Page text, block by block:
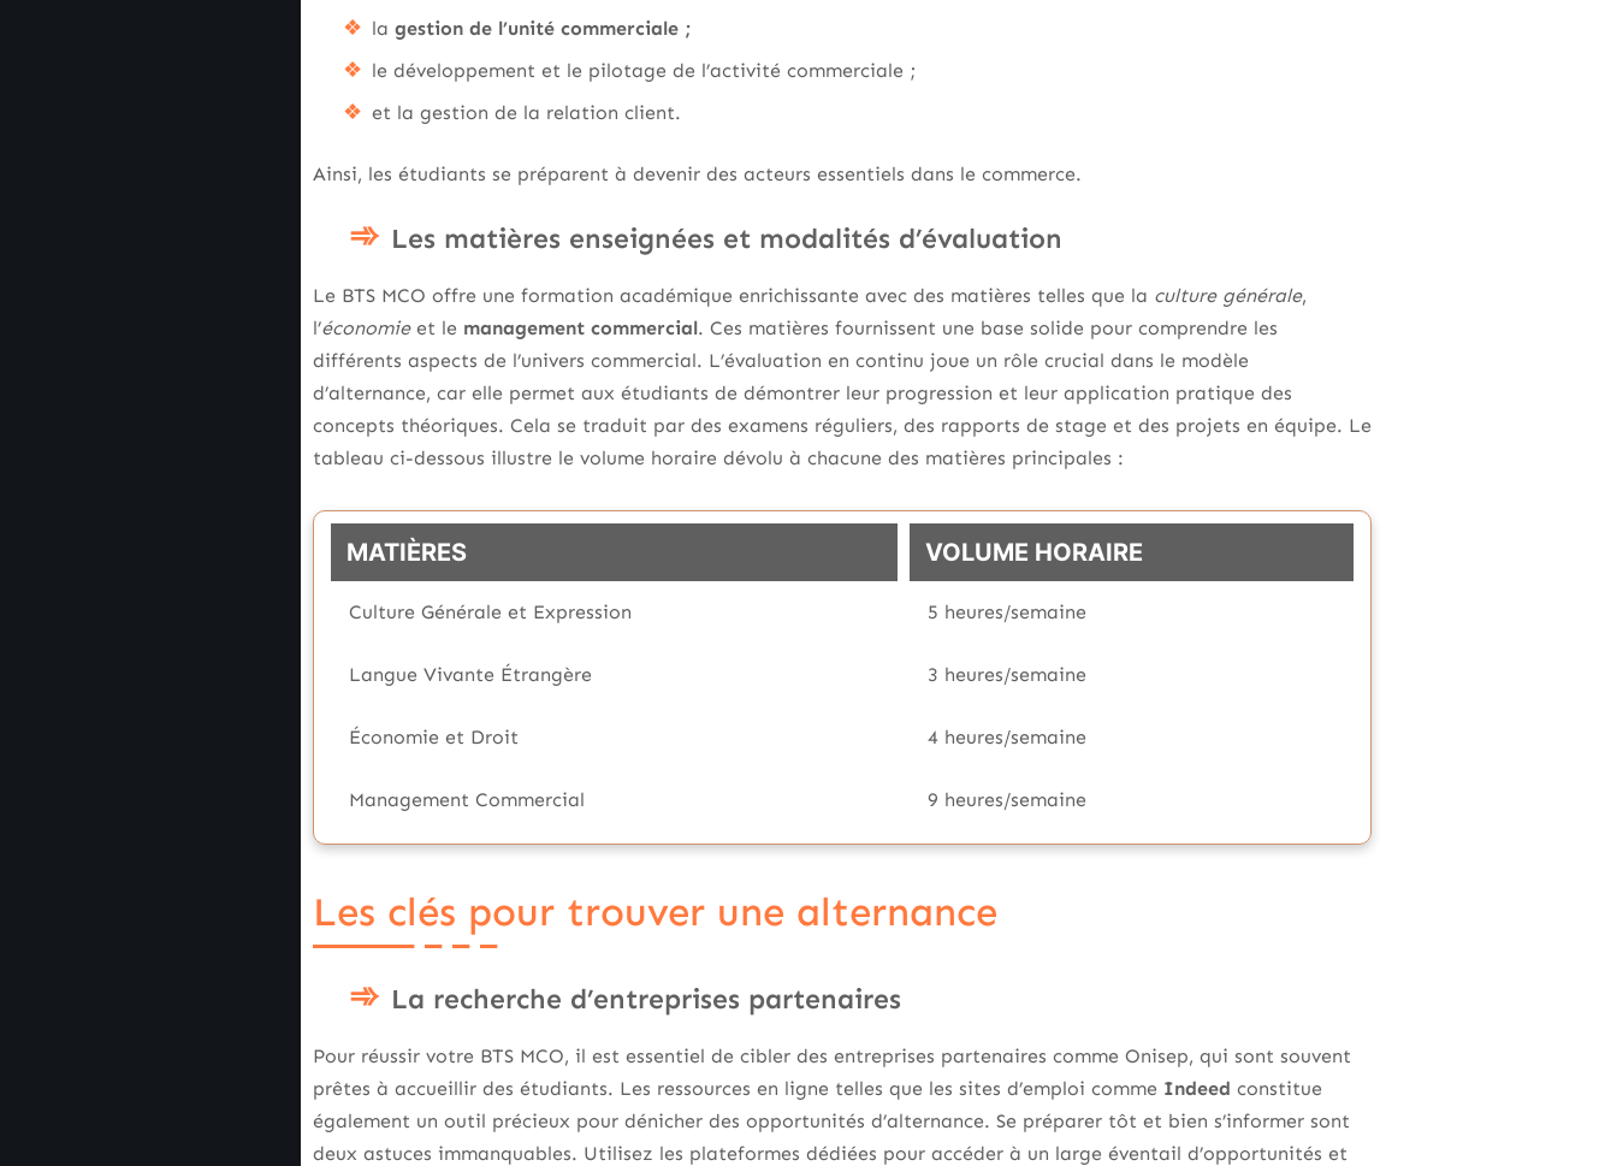
la gestion de l’unité commerciale ;
le développement et le pilotage de l’activité commerciale ;
et la gestion de la relation client.
Ainsi, les étudiants se préparent à devenir des acteurs essentiels dans le commerce.
Les matières enseignées et modalités d’évaluation
Le BTS MCO offre une formation académique enrichissante avec des matières telles que la culture générale,
l’économieet le management commercial. Ces matières fournissent une base solide pour comprendre les
différents aspects de l’univers commercial. L’évaluation en continu joue un rôle crucial dans le modèle
d’alternance, car elle permet aux étudiants de démontrer leur progression et leur application pratique des
concepts théoriques. Cela se traduit par des examens réguliers, des rapports de stage et des projets en équipe. Le
tableau ci-dessous illustre le volume horaire dévolu à chacune des matières principales :
MATIÈRES VOLUME HORAIRE
Culture Générale et Expression 5 heures/semaine
Langue Vivante Étrangère 3 heures/semaine
Économie et Droit 4 heures/semaine
Management Commercial 9 heures/semaine
Les clés pour trouver une alternance
La recherche d’entreprises partenaires
Pour réussir votre BTS MCO, il est essentiel de cibler des entreprises partenaires comme Onisep, qui sont souvent
prêtes à accueillir des étudiants. Les ressources en ligne telles que les sites d’emploi comme Indeed constitue
également un outil précieux pour dénicher des opportunités d’alternance. Se préparer tôt et bien s’informer sont
deux astuces immanquables. Utilisez les plateformes dédiées pour accéder à un large éventail d’opportunités et